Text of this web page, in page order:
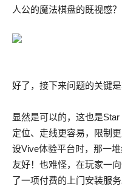
人公的魔法棋盘的既视感？
好了，接下来问题的关键
显然是可以的，这也是
定位、走线更容易，限制
设Vive体验平台时，那一
友好！也难怪，在玩家一
了一项付费的上门安装服